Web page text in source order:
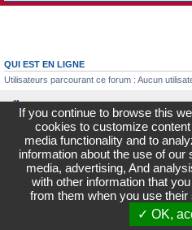
QUI EST EN LIGNE
Utilisateurs parcourant ce forum : Aucun
Forum Alfa Giulia
Forum Alfa Giulia - Site non-officiel et
If you continue to browse this
cookies to customize
media functionality and to
information about the use of
media, advertising, And
with other information that
from them when you use their
✓ OK,